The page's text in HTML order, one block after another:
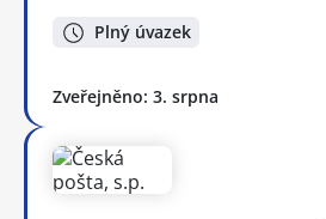
Plný úvazek
Zveřejněno: 3. srpna